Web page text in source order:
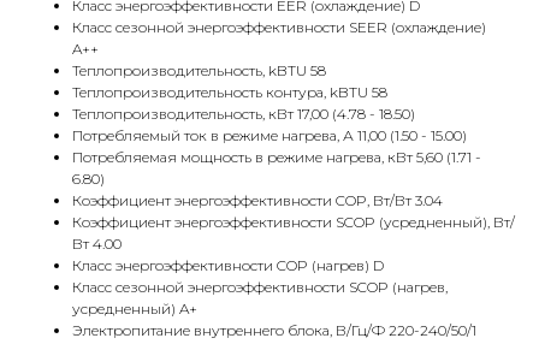
Класс энергоэффективности EER (охлаждение) D
Класс сезонной энергоэффективности SEER (охлаждение)
A++
Теплопроизводительность, kBTU 58
Теплопроизводительность контура, kBTU 58
Теплопроизводительность, кВт 17,00 (4.78 - 18.50)
Потребляемый ток в режиме нагрева, А 11,00 (1.50 - 15.00)
Потребляемая мощность в режиме нагрева, кВт 5,60 (1.71 -
6.80)
Коэффициент энергоэффективности COP, Вт/Вт 3.04
Коэффициент энергоэффективности SCOP (усредненный), Вт/
Вт 4.00
Класс энергоэффективности COP (нагрев) D
Класс сезонной энергоэффективности SCOP (нагрев,
усредненный) A+
Электропитание внутреннего блока, В/Гц/Ф 220-240/50/1